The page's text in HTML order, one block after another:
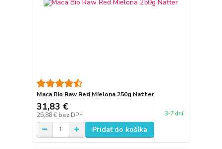
Maca Bio Raw Red Mielona 250g Natter
31,83 €
25,88 € bez DPH 3-7 dní
Pridať do košíka